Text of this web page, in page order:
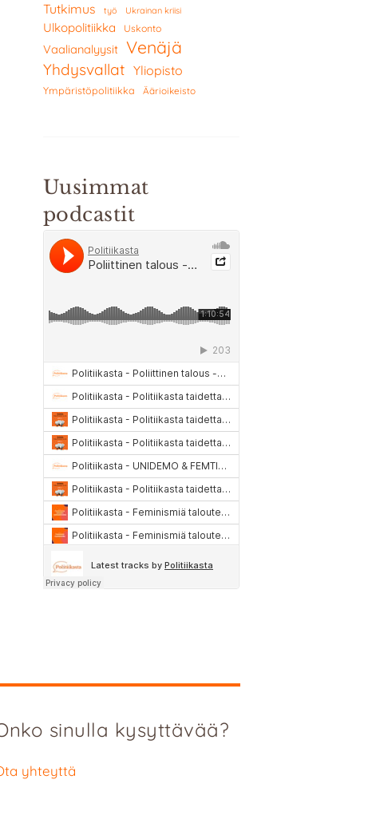
Tutkimus työ Ukrainan kriisi
Ulkopolitiikka Uskonto
Vaalianalyysit Venäjä
Yhdysvallat Yliopisto
Ympäristöpolitiikka Äärioikeisto
Uusimmat
podcastit
sinulla kysyttävää?
yhteyttä